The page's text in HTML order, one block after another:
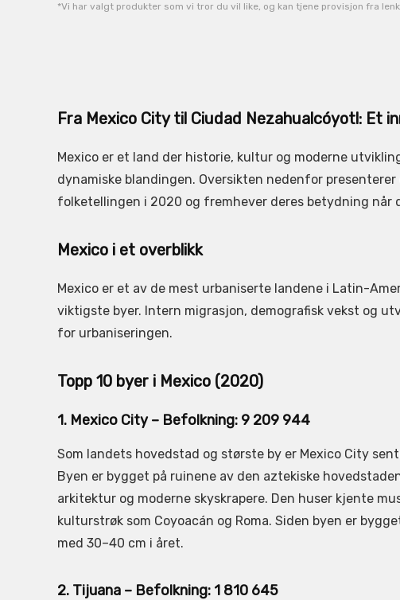
*Vi har valgt produkter som vi tror du vil like, og kan tjene provisjon fra
Fra Mexico City til Ciudad Nezahualcóyotl: Et
Mexico er et land der historie, kultur og moderne
dynamiske blandingen. Oversikten nedenfor
folketellingen i 2020 og fremhever deres betydning
Mexico i et overblikk
Mexico er et av de mest urbaniserte landene i Latin-
viktigste byer. Intern migrasjon, demografisk vekst og
for urbaniseringen.
Topp 10 byer i Mexico (2020)
1. Mexico City – Befolkning: 9 209 944
Som landets hovedstad og største by er Mexico City
Byen er bygget på ruinene av den aztekiske
arkitektur og moderne skyskrapere. Den huser kjente
kulturstrøk som Coyoacán og Roma. Siden byen er
med 30–40 cm i året.
2. Tijuana – Befolkning: 1 810 645